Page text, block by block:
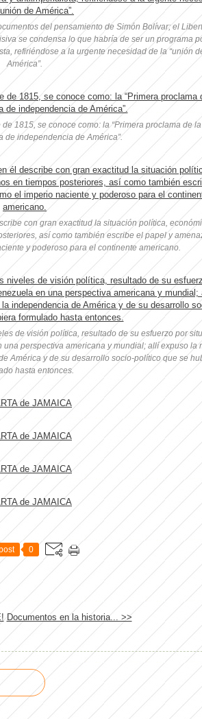
del pensamiento de Simón Bolívar; el
se condensa lo que habría de ser un programa
refiriéndose a la urgente necesidad de la “unión
América”.
1815, se conoce como: la “Primera proclama de la
de independencia de América”.
con gran exactitud la situación política,
así como también escribe el papel y
y poderoso para el continente americano.
de visión política, resultado de su esfuerzo por
perspectiva americana y mundial; allí expuso la
América y de su desarrollo socio-político que se
hasta entonces.
0
Documentos en la historia... >>